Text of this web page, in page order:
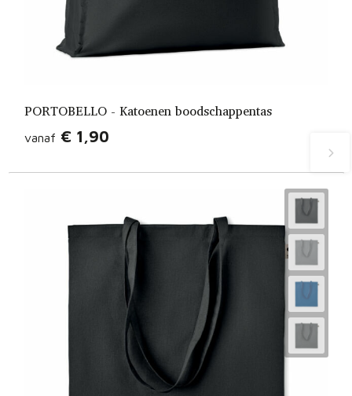
PORTOBELLO - Katoenen boodschappentas
vanaf € 1,90